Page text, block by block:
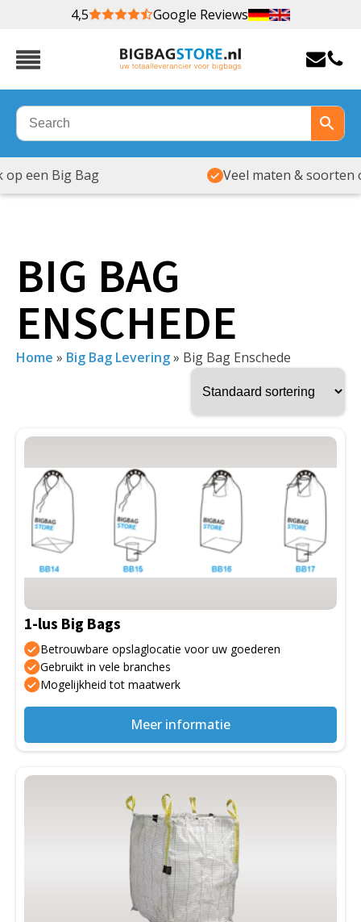
4,5 Google Reviews
Veel maten & soorten op voorraad
BIG BAG
ENSCHEDE
Home » Big Bag Levering» Big Bag Enschede
1-lus Big Bags
Betrouwbare opslaglocatie voor uw goederen
Gebruikt in vele branches
Mogelijkheid tot maatwerk
Meer informatie
Dit
product
heeft
meerdere
variaties.
Deze
optie
gekozen
worden
op
de
productpagina
Dit